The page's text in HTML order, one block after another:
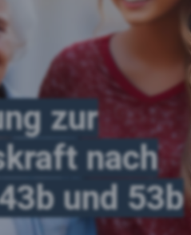
zur
nach
und 53b